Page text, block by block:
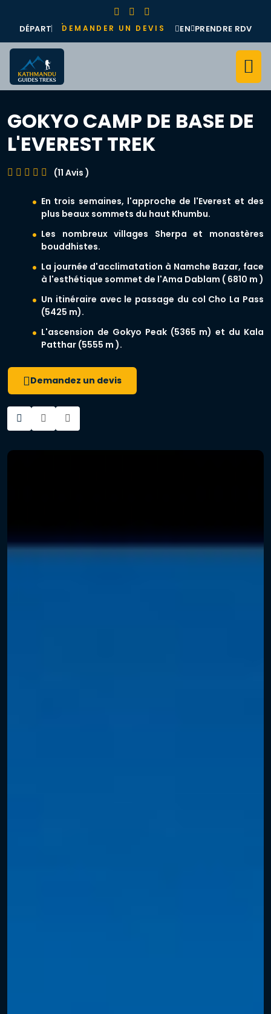
DÉPART DEMANDER UN DEVIS EN PRENDRE RDV
GOKYO CAMP DE BASE DE
L'EVEREST TREK
(11 Avis )
En trois semaines, l'approche de l'Everest et des
plus beaux sommets du haut Khumbu.
Les nombreux villages Sherpa et monastères
bouddhistes.
La journée d'acclimatation à Namche Bazar, face
à l'esthétique sommet de l'Ama Dablam ( 6810 m )
Un itinéraire avec le passage du col Cho La Pass
(5425 m).
L'ascension de Gokyo Peak (5365 m) et du Kala
Patthar (5555 m ).
Demandez un devis